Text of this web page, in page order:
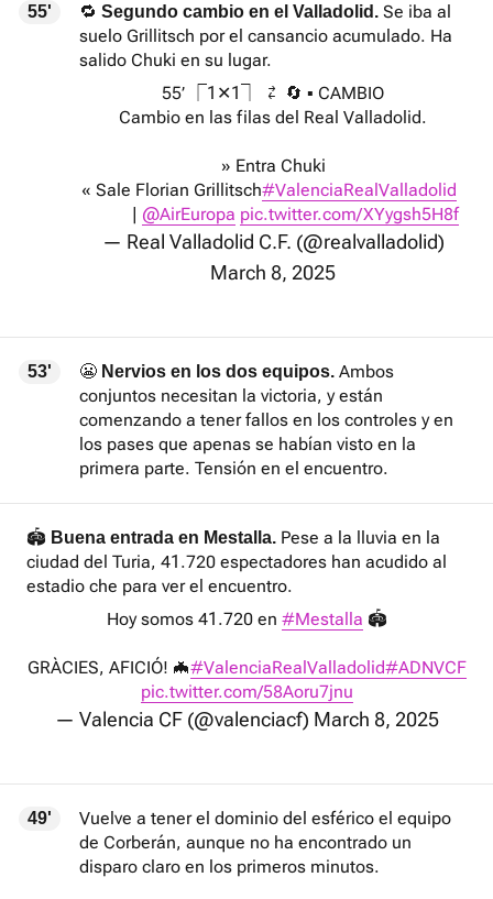
55' 🔁 Segundo cambio en el Valladolid. Se iba al
suelo Grillitsch por el cansancio acumulado. Ha
salido Chuki en su lugar.
55’ ⎾1✕1⏋ ⇄ 🔄 ▪ CAMBIO
Cambio en las filas del Real Valladolid.
» Entra Chuki
« Sale Florian Grillitsch#ValenciaRealValladolid
| @AirEuropa pic.twitter.com/XYygsh5H8f
— Real Valladolid C.F. (@realvalladolid)
March 8, 2025
53' 😬 Nervios en los dos equipos. Ambos
conjuntos necesitan la victoria, y están
comenzando a tener fallos en los controles y en
los pases que apenas se habían visto en la
primera parte. Tensión en el encuentro.
🏟️ Buena entrada en Mestalla. Pese a la lluvia en la
ciudad del Turia, 41.720 espectadores han acudido al
estadio che para ver el encuentro.
Hoy somos 41.720 en #Mestalla 🏟️
GRÀCIES, AFICIÓ! 🦇#ValenciaRealValladolid#ADNVCF
pic.twitter.com/58Aoru7jnu
— Valencia CF (@valenciacf) March 8, 2025
49'
Vuelve a tener el dominio del esférico el equipo
de Corberán, aunque no ha encontrado un
disparo claro en los primeros minutos.